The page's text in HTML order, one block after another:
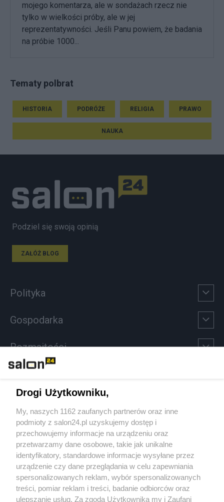
mojego komentarza, ale w sondażach rzecz nie
tylko w wielkości próby, ale w jej
reprezentatywności. Jeśli Panu powiem, że badania
na próbie 1000...
Tematy polbrat
HISTORIA PODRÓŻE RELIGIA PRAWO
NAUKA
Podziel się swoją opinią
ZAŁÓŻ BLOG
Polityka
Gospodarka
Rozmaitości
Sport
Społeczeństwo
Kultura
Drogi Użytkowniku,
My, naszych 1162 zaufanych partnerów oraz inne
podmioty z salon24.pl uzyskujemy dostęp i
przechowujemy informacje na urządzeniu oraz
przetwarzamy dane osobowe, takie jak unikalne
identyfikatory, standardowe informacje wysyłane przez
urządzenie czy dane przeglądania w celu zapewniania
spersonalizowanych reklam, wybór spersonalizowanych
treści, pomiar reklam i treści, badanie odbiorców oraz
ulepszanie usług. Za zgodą Użytkownika my i Zaufani